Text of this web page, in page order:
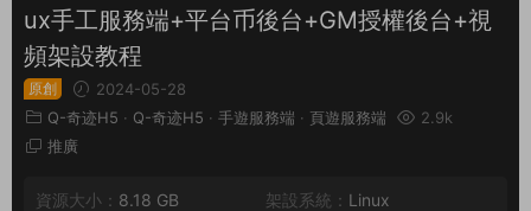
ux手工服務端+平台币後台+GM授權後台+視
頻架設教程
原創
2024-05-28
Q-奇迹H5 · Q-奇迹H5 · 手遊服務端 · 頁遊服務端
2.9k
推廣
資源大小： 8.18 GB 架設系統： Linux